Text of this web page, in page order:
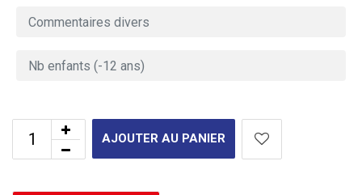
AJOUTER AU PANIER